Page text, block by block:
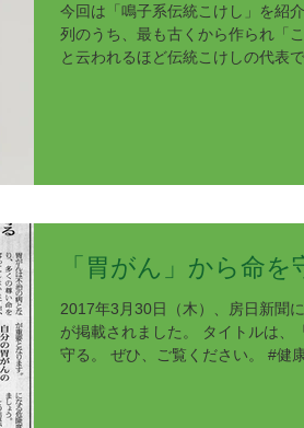
今回は「鳴子系伝統こけし」を紹
列のうち、最も古くから作られ「
と云われるほど伝統こけしの代表
「胃がん」から命を
2017年3月30日（木）、房日新聞
が掲載されました。 タイトルは、
守る。 ぜひ、ご覧ください。 #健